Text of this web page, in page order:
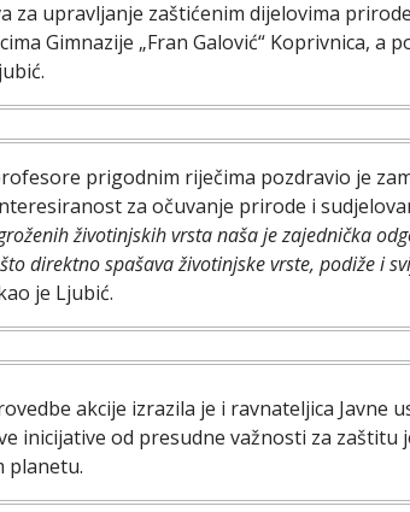
za upravljanje zaštićenim dijelovima
Gimnazije „Fran Galović“ Koprivnica, a
prigodnim riječima pozdravio je
za očuvanje prirode i
životinjskih vrsta naša je zajednička
direktno spašava životinjske vrste, podiže i
je Ljubić.
akcije izrazila je i ravnateljica Javne
inicijative od presudne važnosti za
planetu.